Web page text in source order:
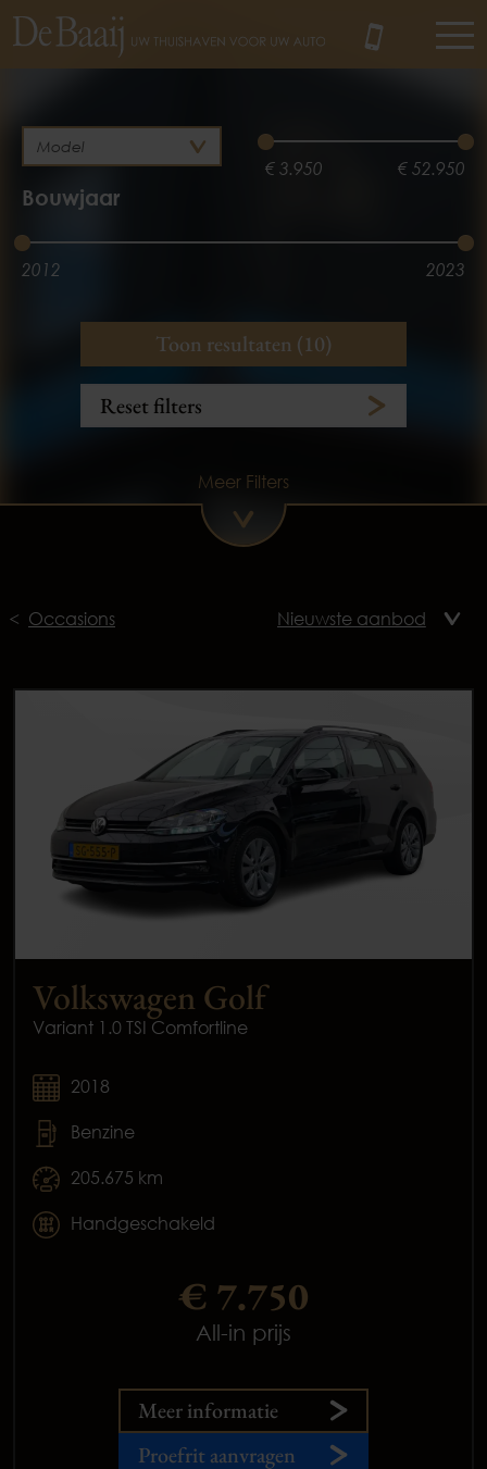
€ 3.950 € 52.950
Bouwjaar
2012 2023
Diesel
Benzine
3.100 km 245.385 km
Toon resultaten (10)
Reset filters
Meer Filters
Occasions
Volkswagen Golf
Variant 1.0 TSI Comfortline
2018
Benzine
205.675 km
Handgeschakeld
€ 7.750
All-in prijs
Meer informatie
Proefrit aanvragen